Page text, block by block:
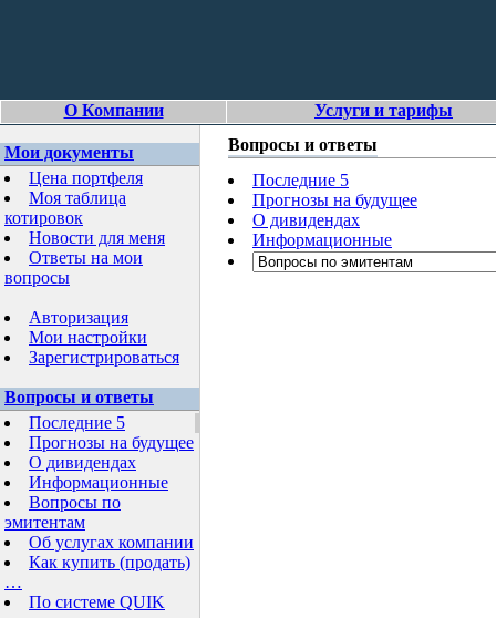
О Компании Услуги и тарифы
Мои документы
Цена портфеля
Моя таблица
котировок
Новости для меня
Ответы на мои
вопросы
Авторизация
Мои настройки
Зарегистрироваться
Вопросы и ответы
Последние 5
Прогнозы на будущее
О дивидендах
Информационные
Вопросы по
эмитентам
Об услугах компании
Как купить (продать)
…
По системе QUIK
Вопросы и ответы
Последние 5
Прогнозы на будущее
О дивидендах
Информационные